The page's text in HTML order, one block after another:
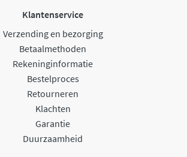
Klantenservice
Verzending en bezorging
Betaalmethoden
Rekeninginformatie
Bestelproces
Retourneren
Klachten
Garantie
Duurzaamheid